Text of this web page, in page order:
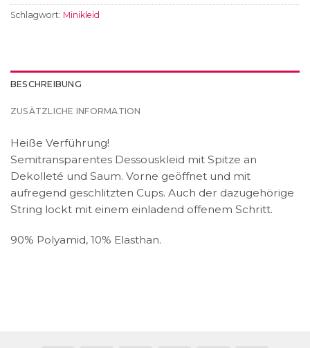
Schlagwort: Minikleid
BESCHREIBUNG
ZUSÄTZLICHE INFORMATION
Heiße Verführung!
Semitransparentes Dessouskleid mit Spitze an
Dekolleté und Saum. Vorne geöffnet und mit
aufregend geschlitzten Cups. Auch der dazugehörige
String lockt mit einem einladend offenem Schritt.
90% Polyamid, 10% Elasthan.